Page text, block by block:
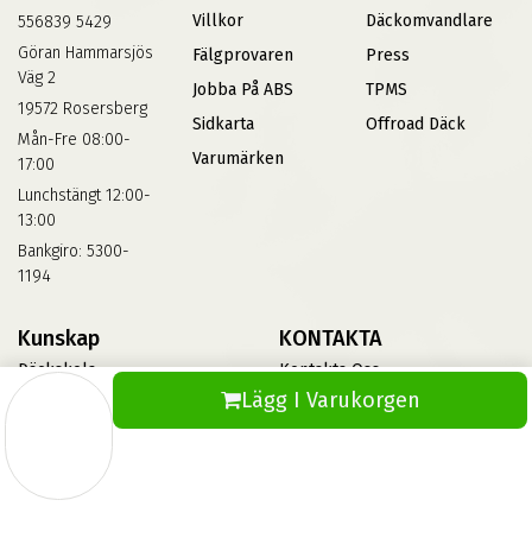
Lägg I Varukorgen
556839 5429
Göran Hammarsjös
Väg 2
19572 Rosersberg
Mån-Fre 08:00-
17:00
Lunchstängt 12:00-
13:00
Bankgiro: 5300-
1194
Villkor
Fälgprovaren
Jobba På ABS
Sidkarta
Varumärken
Däckomvandlare
Press
TPMS
Offroad Däck
Kunskap
Däckskola
Informationsbank Av Däck
Och Fälgar
KONTAKTA
Kontakta Oss
Vinterdäck